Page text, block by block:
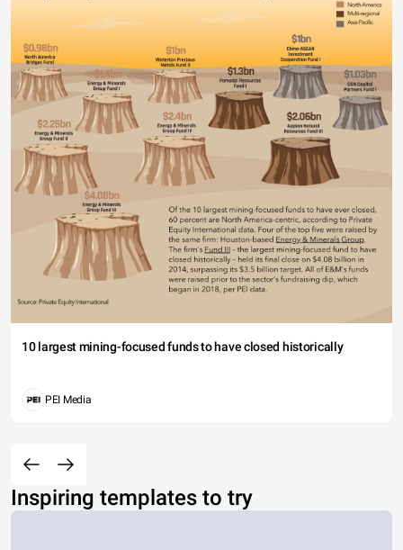
10 largest mining-focused funds to have closed historically
PEI Media
Inspiring templates to try